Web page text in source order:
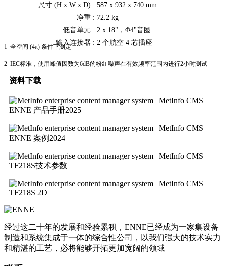
尺寸 (H x W x D) : 587 x 932 x 740 mm
净重 : 72.2 kg
低音单元 : 2 x 18"，Φ4"音圈
输入连接器 : 2 个航空 4 芯插座
1 全空间 (4π) 条件下测定
2 IEC标准，使用峰值因数为6dB的粉红噪声在有效频率范围内进行2小时测试
资料下载
ENNE 产品手册2025
ENNE 案例2024
TF218S技术参数
TF218S 2D
经过这二十年的发展和经验累积，ENNE已经成为一家集设备
制造和系统集成于一体的综合性公司，以我们强大的技术实力
和精湛的工艺，必将能够开拓更加宽阔的领域